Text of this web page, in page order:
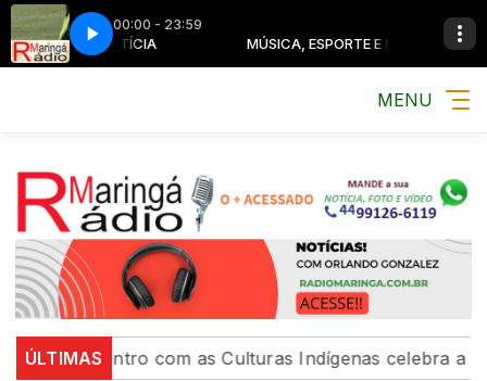
00:00 - 23:59
E NOTÍCIA MÚSICA, ESPORTE E NOTÍCIA
MENU
ÚLTIMAS
6º Encontro com as Culturas Indígenas celebra a